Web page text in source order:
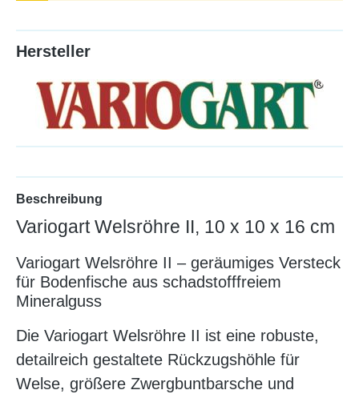
Hersteller
Beschreibung
Variogart Welsröhre II, 10 x 10 x 16 cm
Variogart Welsröhre II – geräumiges Versteck
für Bodenfische aus schadstofffreiem
Mineralguss
Die Variogart Welsröhre II ist eine robuste,
detailreich gestaltete Rückzugshöhle für
Welse, größere Zwergbuntbarsche und